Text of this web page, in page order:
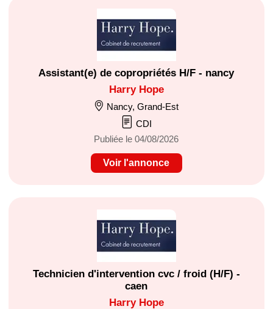
Assistant(e) de copropriétés H/F - nancy
Harry Hope
Nancy, Grand-Est
CDI
Publiée le 04/08/2026
Voir l'annonce
Technicien d'intervention cvc / froid (H/F) -
caen
Harry Hope